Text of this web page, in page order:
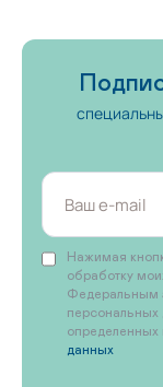
Нажимая
обработку
Федеральным
персональных
определенных
данных